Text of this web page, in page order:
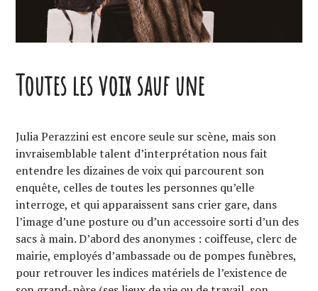
Toutes les voix sauf une
Julia Perazzini est encore seule sur scène, mais son
invraisemblable talent d’interprétation nous fait
entendre les dizaines de voix qui parcourent son
enquête, celles de toutes les personnes qu’elle
interroge, et qui apparaissent sans crier gare, dans
l’image d’une posture ou d’un accessoire sorti d’un des
sacs à main. D’abord des anonymes : coiffeuse, clerc de
mairie, employés d’ambassade ou de pompes funèbres,
pour retrouver les indices matériels de l’existence de